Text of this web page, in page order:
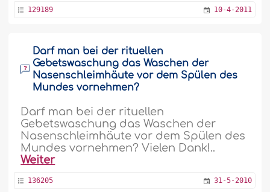
129189 10-4-2011
Darf man bei der rituellen
Gebetswaschung das Waschen der
Nasenschleimhäute vor dem Spülen des
Mundes vornehmen?
Darf man bei der rituellen
Gebetswaschung das Waschen der
Nasenschleimhäute vor dem Spülen des
Mundes vornehmen? Vielen Dank!..
Weiter
136205 31-5-2010